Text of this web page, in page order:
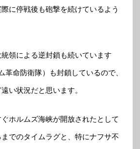
に停戦後も砲撃を続けているよう
領による逆封鎖も続いています
革命防衛隊）も封鎖しているので、
い状況だと思います。
ホルムズ海峡が開放されたとして
でのタイムラグと、特にナフサ不